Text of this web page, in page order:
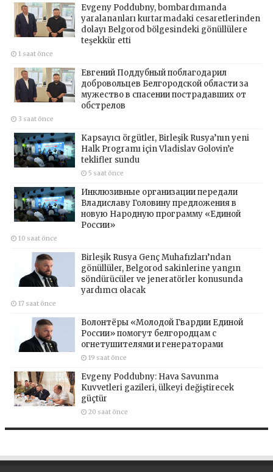
Evgeny Poddubny, bombardımanda
yaralananları kurtarmadaki cesaretlerinden
dolayı Belgorod bölgesindeki gönüllülere
teşekkür etti
1 saat önce
Евгений Поддубный поблагодарил
добровольцев Белгородской области за
мужество в спасении пострадавших от
обстрелов
3 saat önce
Kapsayıcı örgütler, Birleşik Rusya’nın yeni
Halk Programı için Vladislav Golovin’e
teklifler sundu
5 saat önce
Инклюзивные организации передали
Владиславу Головину предложения в
новую Народную программу «Единой
России»
10 saat önce
Birleşik Rusya Genç Muhafızları’ndan
gönüllüler, Belgorod sakinlerine yangın
söndürücüler ve jeneratörler konusunda
yardımcı olacak
17 saat önce
Волонтёры «Молодой Гвардии Единой
России» помогут белгородцам с
огнетушителями и генераторами
19 saat önce
Evgeny Poddubny: Hava Savunma
Kuvvetleri gazileri, ülkeyi değiştirecek
güçtür
20 saat önce